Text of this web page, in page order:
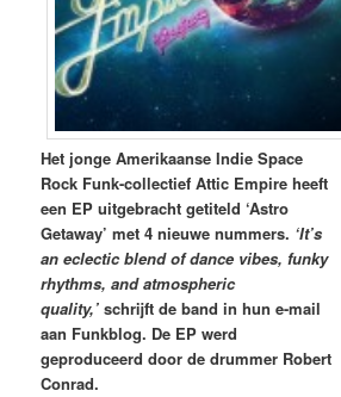
Het jonge Amerikaanse Indie Space
Rock Funk-collectief Attic Empire heeft
een EP uitgebracht getiteld ‘Astro
Getaway’ met 4 nieuwe nummers. ‘It’s
an eclectic blend of dance vibes, funky
rhythms, and atmospheric
quality,’ schrijft de band in hun e-mail
aan Funkblog. De EP werd
geproduceerd door de drummer Robert
Conrad.